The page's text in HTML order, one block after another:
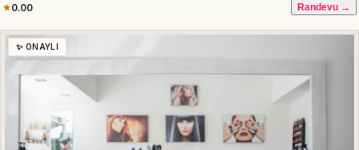
0.00 Randevu →
✨ ONAYLI